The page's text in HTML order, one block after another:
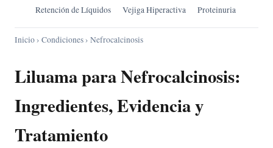
Retención de Líquidos
Vejiga Hiperactiva Proteinuria
Inicio› Condiciones› Nefrocalcinosis
Liluama para Nefrocalcinosis:
Ingredientes, Evidencia y
Tratamiento